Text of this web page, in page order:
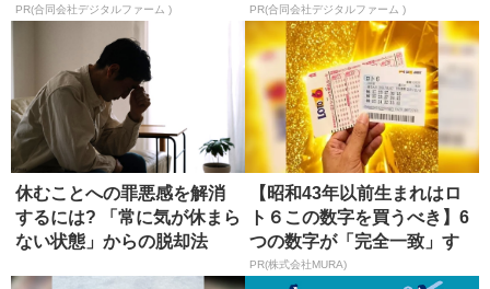
PR(合同会社デジタルファーム ) PR(合同会社デジタルファーム )
休むことへの罪悪感を解消
するには? 「常に気が休まら
ない状態」からの脱却法
【昭和43年以前生まれはロ
ト６この数字を買うべき】6
つの数字が「完全一致」す
る方...
PR(株式会社MURA)